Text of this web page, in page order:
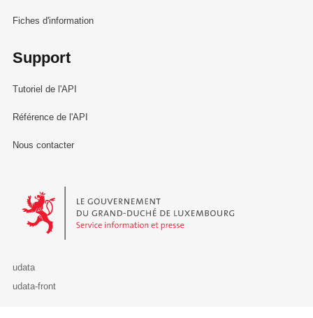
Fiches d'information
Support
Tutoriel de l'API
Référence de l'API
Nous contacter
Le Gouvernement du Grand-Duché de Luxembourg - Service
udata
udata-front